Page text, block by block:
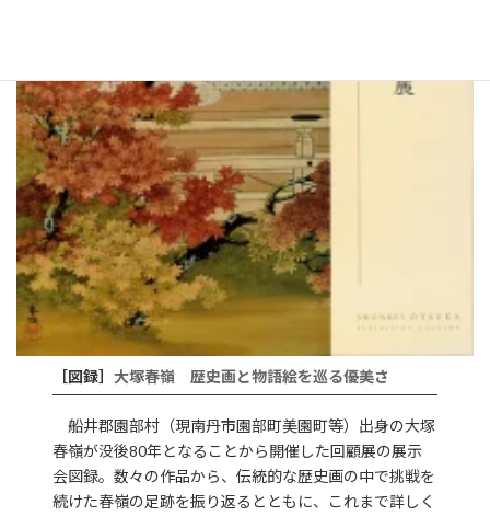
［図録］大塚春嶺 歴史画と物語絵を巡る優美さ
船井郡園部村（現南丹市園部町美園町等）出身の大塚
春嶺が没後80年となることから開催した回顧展の展示
会図録。数々の作品から、伝統的な歴史画の中で挑戦を
続けた春嶺の足跡を振り返るとともに、これまで詳しく